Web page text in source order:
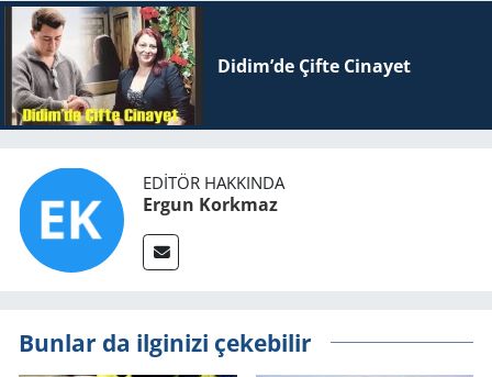
Didim’de Çifte Ci­na­yet
EDITÖR HAKKINDA
Ergun Korkmaz
Bunlar da ilginizi çekebilir